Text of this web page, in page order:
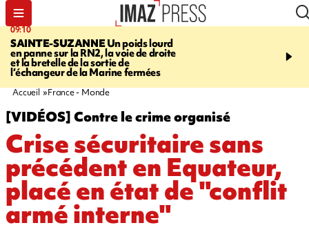
09:10
SAINTE-SUZANNEUn poids lourd
en panne sur la RN2, la voie de droite
et la bretelle de la sortie de
l’échangeur de la Marine fermées
11:22
DÉSTABILISATION
la présidentielle, les
Accueil France - Monde
[VIDÉOS] Contre le crime organisé
Crise sécuritaire sans
précédent en Equateur,
placé en état de "conflit
armé interne"